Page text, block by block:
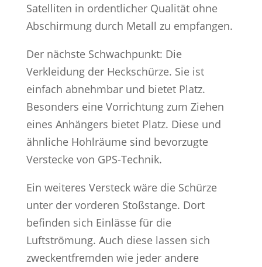
Satelliten in ordentlicher Qualität ohne
Abschirmung durch Metall zu empfangen.
Der nächste Schwachpunkt: Die
Verkleidung der Heckschürze. Sie ist
einfach abnehmbar und bietet Platz.
Besonders eine Vorrichtung zum Ziehen
eines Anhängers bietet Platz. Diese und
ähnliche Hohlräume sind bevorzugte
Verstecke von GPS-Technik.
Ein weiteres Versteck wäre die Schürze
unter der vorderen Stoßstange. Dort
befinden sich Einlässe für die
Luftströmung. Auch diese lassen sich
zweckentfremden wie jeder andere